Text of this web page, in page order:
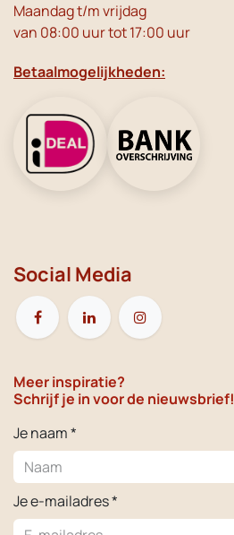
Maandag t/m vrijdag
van 08:00 uur tot 17:00 uur
Betaalmogelijkheden:
Social Media
Meer inspiratie?
Schrijf je in voor de nieuwsbrief!
Je naam *
Je e-mailadres *